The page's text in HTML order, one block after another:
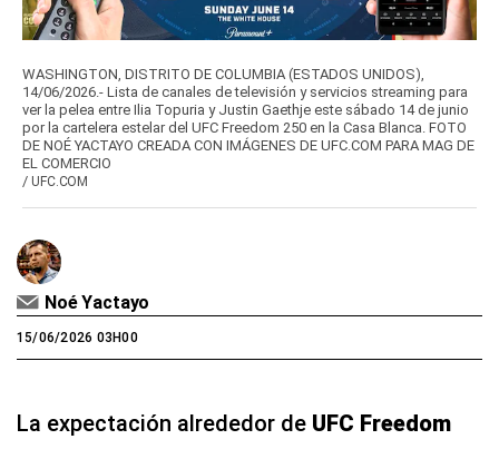
WASHINGTON, DISTRITO DE COLUMBIA (ESTADOS UNIDOS),
14/06/2026.- Lista de canales de televisión y servicios streaming para
ver la pelea entre Ilia Topuria y Justin Gaethje este sábado 14 de junio
por la cartelera estelar del UFC Freedom 250 en la Casa Blanca. FOTO
DE NOÉ YACTAYO CREADA CON IMÁGENES DE UFC.COM PARA MAG DE
EL COMERCIO
/ UFC.COM
Noé Yactayo
15/06/2026 03H00
La expectación alrededor de UFC Freedom